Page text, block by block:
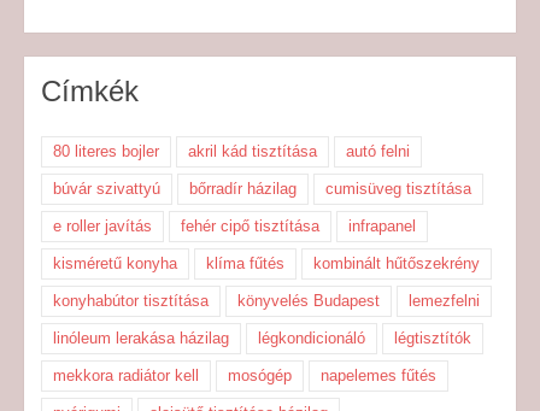
Címkék
80 literes bojler akril kád tisztítása autó felni
búvár szivattyú bőrradír házilag cumisüveg tisztítása
e roller javítás fehér cipő tisztítása infrapanel
kisméretű konyha klíma fűtés kombinált hűtőszekrény
konyhabútor tisztítása könyvelés Budapest lemezfelni
linóleum lerakása házilag légkondicionáló légtisztítók
mekkora radiátor kell mosógép napelemes fűtés